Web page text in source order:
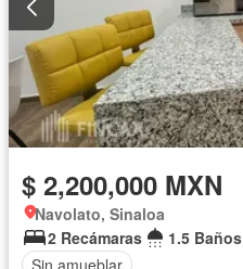
$ 2,200,000 MXN
Navolato, Sinaloa
2 Recámaras
1.5 Baños
Sin amueblar